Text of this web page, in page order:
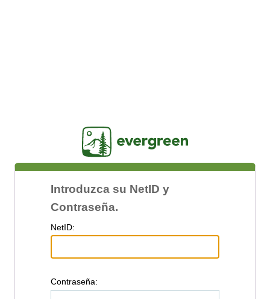
Introduzca su NetID y
Contraseña.
NetID:
Contraseña: